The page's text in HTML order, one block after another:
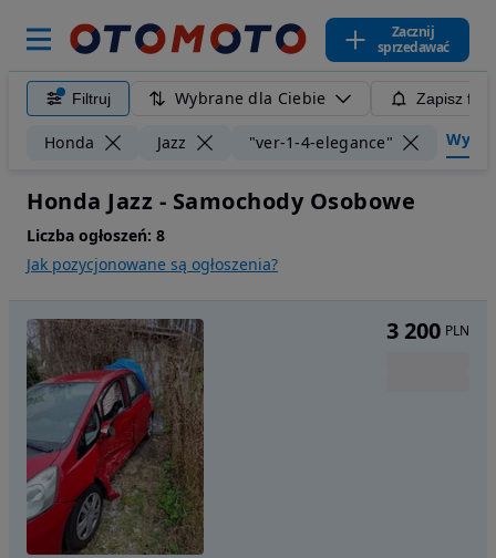
Zacznij
sprzedawać
Filtruj Wybrane dla Ciebie Zapisz
Honda Jazz "ver-1-4-elegance"
Honda Jazz - Samochody Osobowe
Liczba ogłoszeń: 8
Jak pozycjonowane są ogłoszenia?
3 200 PLN